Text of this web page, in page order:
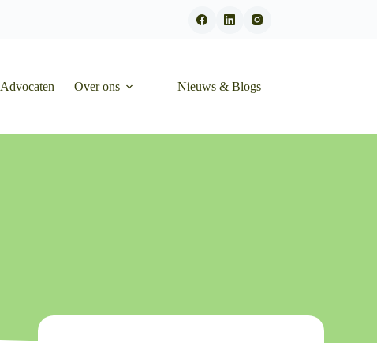
Advocaten Over ons Nieuws & Blogs